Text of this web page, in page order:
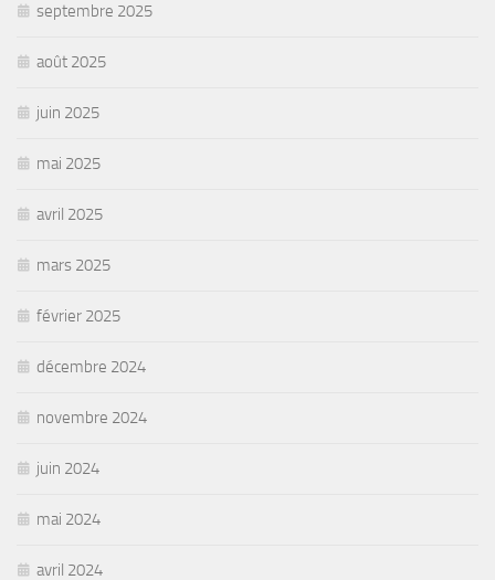
septembre 2025
août 2025
juin 2025
mai 2025
avril 2025
mars 2025
février 2025
décembre 2024
novembre 2024
juin 2024
mai 2024
avril 2024